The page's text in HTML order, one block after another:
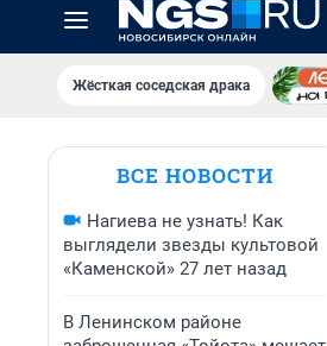
Жёсткая соседская драка
ВСЕ НОВОСТИ
Нагиева не узнать! Как
выглядели звезды культовой
«Каменской» 27 лет назад
В Ленинском районе